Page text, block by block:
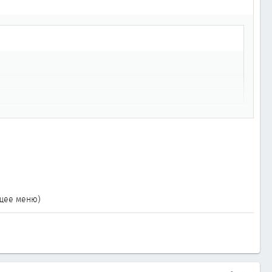
меню)